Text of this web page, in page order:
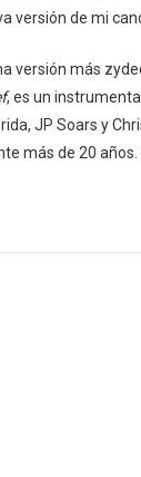
versión de mi
versión más
, es un
JP Soars y
más de 20 años.